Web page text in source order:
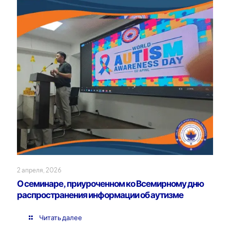
2 апреля, 2026
О семинаре, приуроченном ко Всемирному дню
распространения информации об аутизме
Читать далее